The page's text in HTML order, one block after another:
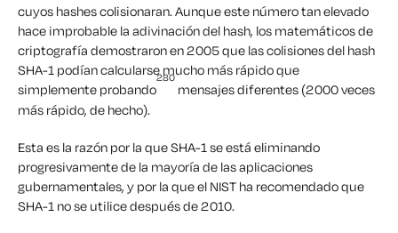
cuyos hashes colisionaran. Aunque este número tan elevado
hace improbable la adivinación del hash, los matemáticos de
criptografía demostraron en 2005 que las colisiones del hash
SHA-1 podían calcularse mucho más rápido que
simplemente probando
280
mensajes diferentes (2000 veces
más rápido, de hecho).
Esta es la razón por la que SHA-1 se está eliminando
progresivamente de la mayoría de las aplicaciones
gubernamentales, y por la que el NIST ha recomendado que
SHA-1 no se utilice después de 2010.